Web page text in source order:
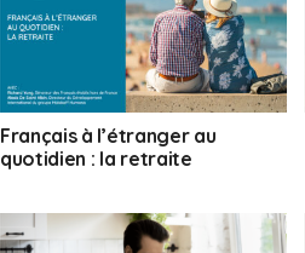
Français à l’étranger au
quotidien : la retraite